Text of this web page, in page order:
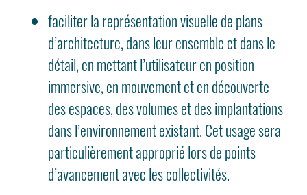
faciliter la représentation visuelle de plans
d’architecture, dans leur ensemble et dans le
détail, en mettant l’utilisateur en position
immersive, en mouvement et en découverte
des espaces, des volumes et des implantations
dans l’environnement existant. Cet usage sera
particulièrement approprié lors de points
d’avancement avec les collectivités.